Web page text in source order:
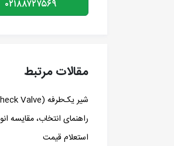
۰۲۱۸۸۷۲۷۵۶۹
مقالات مرتبط
راهنمای انتخاب، مقایسه
استعلام قیمت